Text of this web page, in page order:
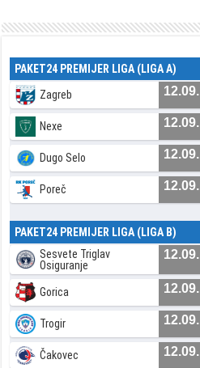
PAKET24 PREMIJER LIGA (LIGA A)
Zagreb 12.09.
Nexe 12.09.
Dugo Selo 12.09.
Poreč 12.09.
PAKET24 PREMIJER LIGA (LIGA B)
Sesvete Triglav
Osiguranje
12.09.
Gorica 12.09.
Trogir 12.09.
Čakovec 12.09.